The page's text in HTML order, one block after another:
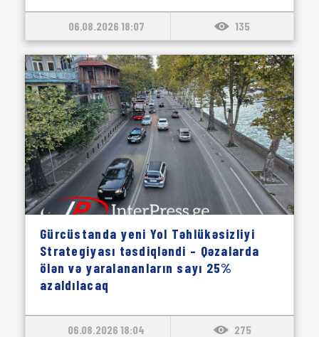
06.08.2026 18:07 135
Gürcüstanda yeni Yol Təhlükəsizliyi
Strategiyası təsdiqləndi – Qəzalarda
ölən və yaralananların sayı 25%
azaldılacaq
06.08.2026 18:04 275